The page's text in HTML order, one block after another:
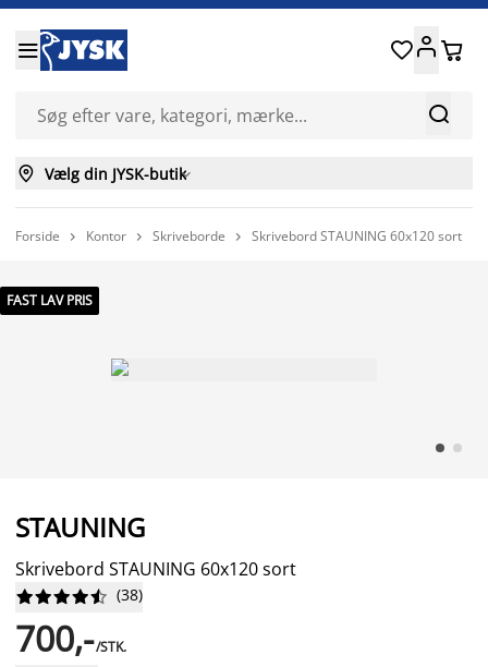


 
 Vælg din JYSK-butik
Forside  Kontor  Skriveborde  Skrivebord STAUNING 60x120 sort
FAST LAV PRIS
STAUNING
Skrivebord STAUNING 60x120 sort





 (38)
700,-/STK.